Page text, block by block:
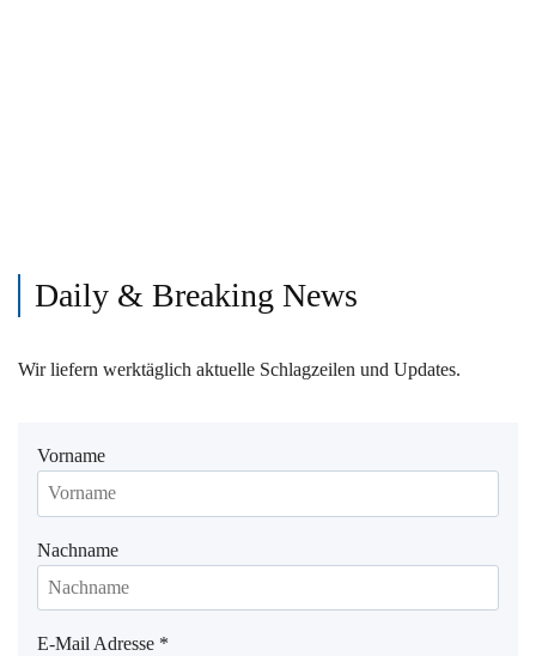
Daily & Breaking News
Wir liefern werktäglich aktuelle Schlagzeilen und Updates.
Vorname
Nachname
E-Mail Adresse *